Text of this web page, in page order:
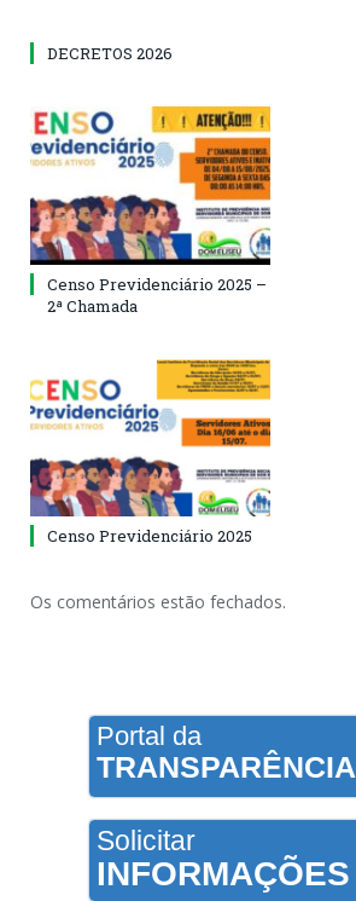
DECRETOS 2026
Censo Previdenciário 2025 –
2ª Chamada
Censo Previdenciário 2025
Os comentários estão fechados.
Portal da
TRANSPARÊNCIA
Solicitar
INFORMAÇÕES